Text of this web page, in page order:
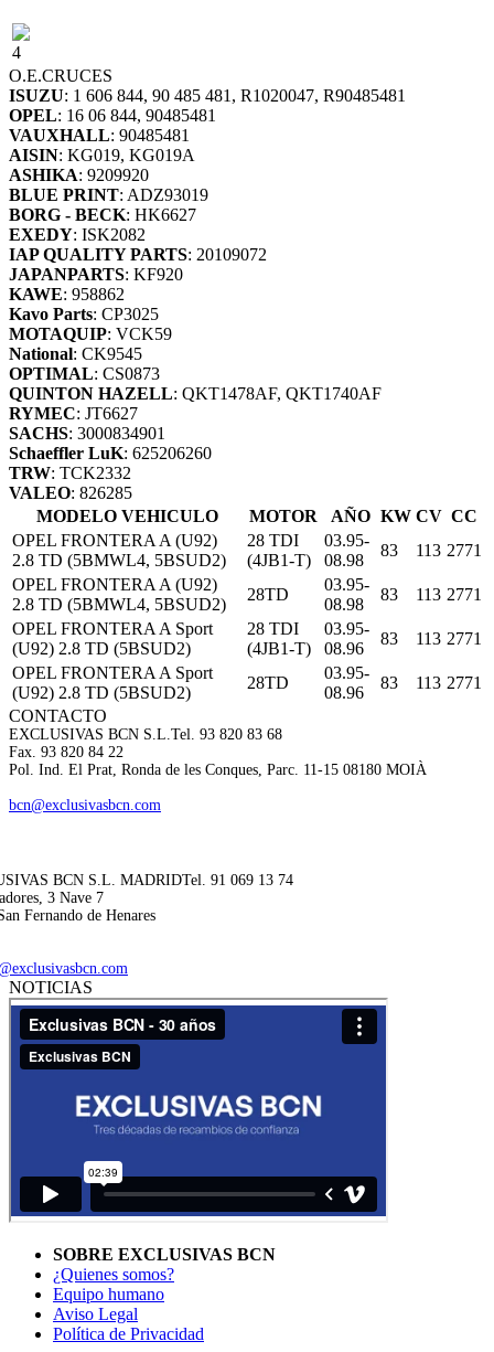
4
O.E.CRUCES
ISUZU: 1 606 844, 90 485 481, R1020047, R90485481
OPEL: 16 06 844, 90485481
VAUXHALL: 90485481
AISIN: KG019, KG019A
ASHIKA: 9209920
BLUE PRINT: ADZ93019
BORG - BECK: HK6627
EXEDY: ISK2082
IAP QUALITY PARTS: 20109072
JAPANPARTS: KF920
KAWE: 958862
Kavo Parts: CP3025
MOTAQUIP: VCK59
National: CK9545
OPTIMAL: CS0873
QUINTON HAZELL: QKT1478AF, QKT1740AF
RYMEC: JT6627
SACHS: 3000834901
Schaeffler LuK: 625206260
TRW: TCK2332
VALEO: 826285
MODELO VEHICULO
MOTOR AÑO KW CV CC
OPEL FRONTERA A (U92)
2.8 TD (5BMWL4, 5BSUD2)
28 TDI
(4JB1-T)
03.95-
08.98
83 113 2771
OPEL FRONTERA A (U92)
2.8 TD (5BMWL4, 5BSUD2)
28TD
03.95-
08.98
83 113 2771
OPEL FRONTERA A Sport
(U92) 2.8 TD (5BSUD2)
28 TDI
(4JB1-T)
03.95-
08.96
83 113 2771
OPEL FRONTERA A Sport
(U92) 2.8 TD (5BSUD2)
28TD
03.95-
08.96
83 113 2771
CONTACTO
EXCLUSIVAS BCN S.L. Tel. 93 820 83 68
Fax. 93 820 84 22
Pol. Ind. El Prat, Ronda de les Conques, Parc. 11-15 08180 MOIÀ
bcn@exclusivasbcn.com
BCN S.L. MADRIDTel. 91 069 13 74
3 Nave 7
Fernando de Henares
NOTICIAS
SOBRE EXCLUSIVAS BCN
¿Quienes somos?
Equipo humano
Aviso Legal
Política de Privacidad